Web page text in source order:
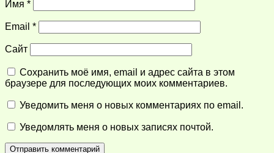
Имя *
Email *
Сайт
Сохранить моё имя, email и адрес сайта в этом
браузере для последующих моих комментариев.
Уведомить меня о новых комментариях по email.
Уведомлять меня о новых записях почтой.